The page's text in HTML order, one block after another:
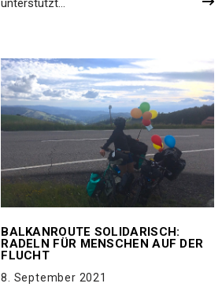
unterstützt…
BALKANROUTE SOLIDARISCH:
RADELN FÜR MENSCHEN AUF DER
FLUCHT
8. September 2021